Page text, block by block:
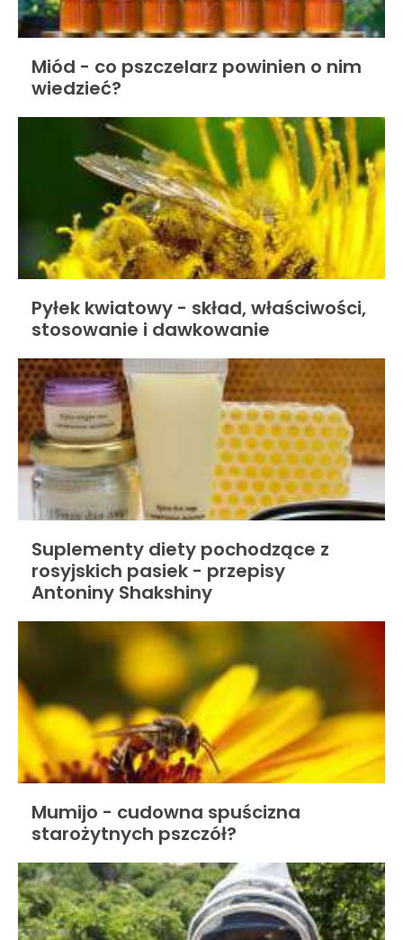
Miód - co pszczelarz powinien o nim
wiedzieć?
Pyłek kwiatowy - skład, właściwości,
stosowanie i dawkowanie
Suplementy diety pochodzące z
rosyjskich pasiek - przepisy
Antoniny Shakshiny
Mumijo - cudowna spuścizna
starożytnych pszczół?